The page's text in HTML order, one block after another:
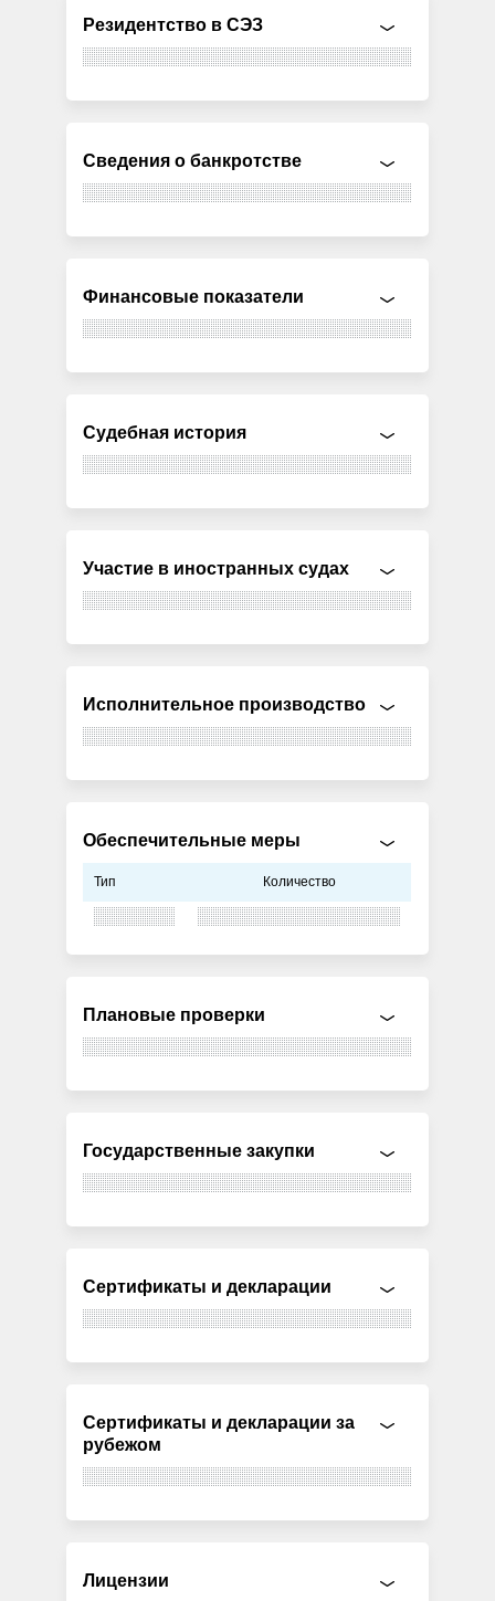
Резидентство в СЭЗ
Сведения о банкротстве
Финансовые показатели
Судебная история
Участие в иностранных судах
Исполнительное производство
Обеспечительные меры
Тип Количество
Плановые проверки
Государственные закупки
Сертификаты и декларации
Сертификаты и декларации за
рубежом
Лицензии